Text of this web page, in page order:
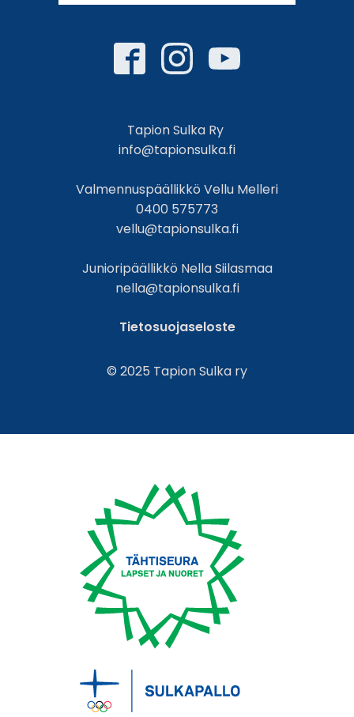
Tapion Sulka Ry
info@tapionsulka.fi
Valmennuspäällikkö Vellu Melleri
0400 575773
vellu@tapionsulka.fi
Junioripäällikkö Nella Siilasmaa
nella@tapionsulka.fi
Tietosuojaseloste
© 2025 Tapion Sulka ry